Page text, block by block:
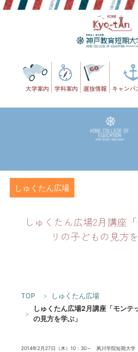
Skip
to
大学案内 学科案内 選抜情報 キャンパ
しゅくたん広場
しゅくたん広場2月講座
リの子どもの見方を
TOP
しゅくたん広場
しゅくたん広場2月講座「モンテ
の見方を学ぶ」
2014年2月27日（木）10：30～ 夙川学院短期大